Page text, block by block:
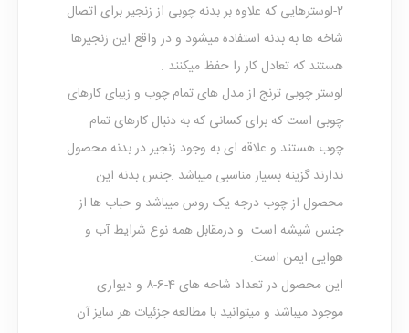
۲-لوسترهایی که علاوه بر بدنه چوبی از زنجیر برای اتصال
شاخه ها به بدنه استفاده میشود و در واقع این زنجیرها
هستند که تعادل کار را حفظ میکنند .
لوستر چوبی ترنج از مدل های تمام چوب و زیبای کارهای
چوبی است که برای کسانی که به دنبال کارهای تمام
چوب هستند و علاقه ای به وجود زنجیر در بدنه محصول
ندارند گزینه بسیار مناسبی میباشد .جنس بدنه این
محصول از چوب درجه یک روس میباشد و حباب ها از
جنس شیشه است و درمقابل همه نوع شرایط آب و
هوایی ایمن است.
این محصول در تعداد شاحه های 4-6-۸ و دیواری
موجود میباشد و میتوانید با مطالعه جزئیات هر سایز آن